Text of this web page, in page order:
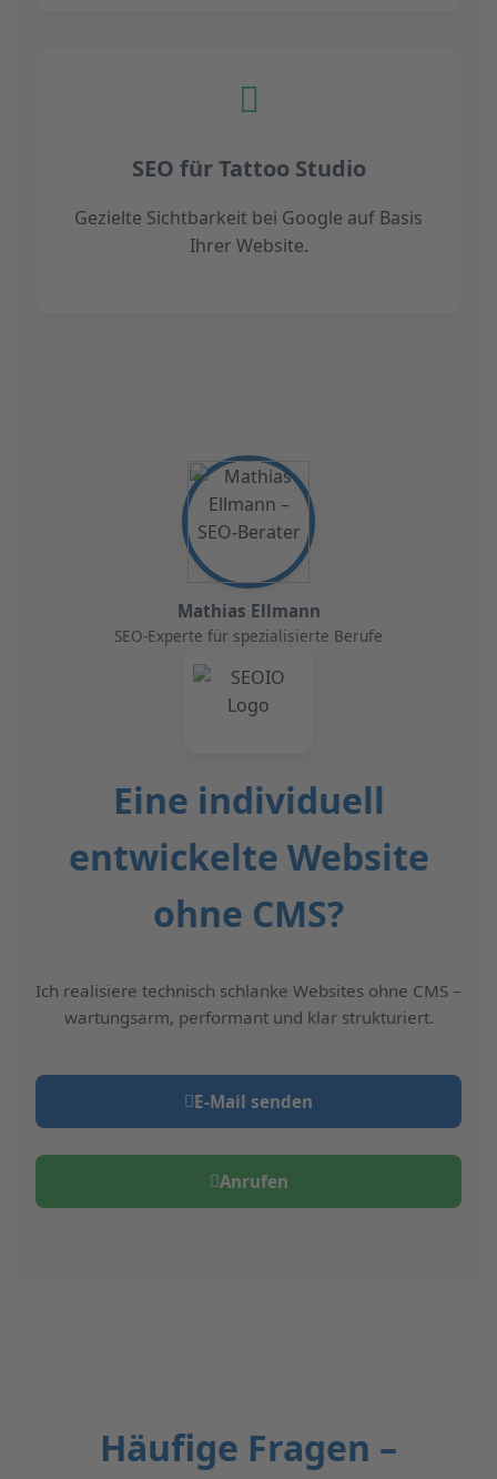
SEO für Tattoo Studio
Gezielte Sichtbarkeit bei Google auf Basis
Ihrer Website.
Mathias Ellmann
SEO-Experte für spezialisierte Berufe
Eine individuell
entwickelte Website
ohne CMS?
Ich realisiere technisch schlanke Websites ohne CMS –
wartungsarm, performant und klar strukturiert.
E‑Mail senden
Anrufen
Häufige Fragen –